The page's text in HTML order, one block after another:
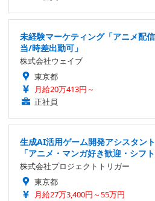
未経験マーケティング「アニメ配
当/時差出勤可」
株式会社ウェイブ
東京都
月給20万413円～
正社員
生成AI活用ゲーム開発アシスタン
「アニメ・マンガ好き歓迎・シフ
株式会社プロジェクトトリガー
東京都
月給27万3,400円～55万円